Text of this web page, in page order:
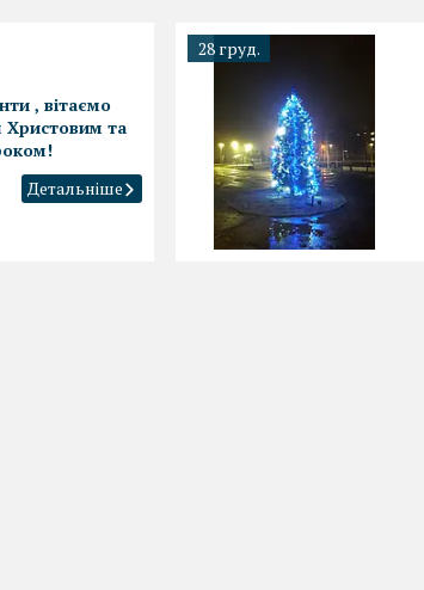
, вітаємо
Христовим та
28 груд.